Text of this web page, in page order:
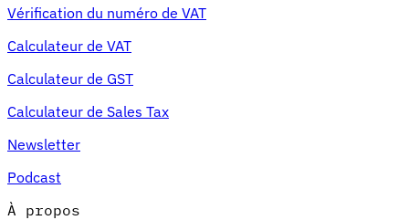
Vérification du numéro de VAT
Calculateur de VAT
Calculateur de GST
Calculateur de Sales Tax
Newsletter
Podcast
À propos